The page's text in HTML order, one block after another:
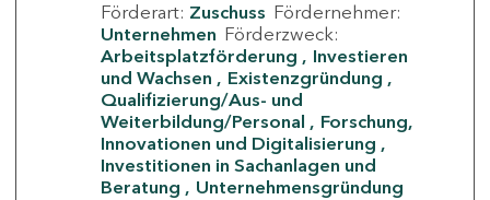
Förderart: Zuschuss Fördernehmer:
Unternehmen Förderzweck:
Arbeitsplatzförderung
Investieren
und Wachsen
Existenzgründung
Qualifizierung/Aus- und
Weiterbildung/Personal
Forschung,
Innovationen und Digitalisierung
Investitionen in Sachanlagen und
Beratung
Unternehmensgründung